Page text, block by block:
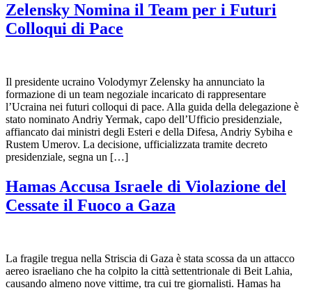
Zelensky Nomina il Team per i Futuri
Colloqui di Pace
Il presidente ucraino Volodymyr Zelensky ha annunciato la
formazione di un team negoziale incaricato di rappresentare
l’Ucraina nei futuri colloqui di pace. Alla guida della delegazione è
stato nominato Andriy Yermak, capo dell’Ufficio presidenziale,
affiancato dai ministri degli Esteri e della Difesa, Andriy Sybiha e
Rustem Umerov. La decisione, ufficializzata tramite decreto
presidenziale, segna un […]
Hamas Accusa Israele di Violazione del
Cessate il Fuoco a Gaza
La fragile tregua nella Striscia di Gaza è stata scossa da un attacco
aereo israeliano che ha colpito la città settentrionale di Beit Lahia,
causando almeno nove vittime, tra cui tre giornalisti. Hamas ha